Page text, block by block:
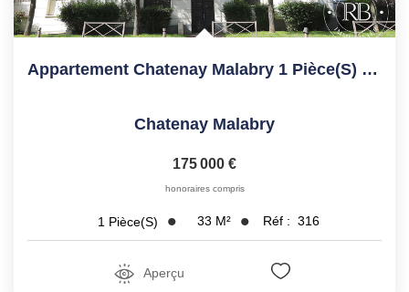
Appartement Chatenay Malabry 1 Pièce(s) 33.15 M2
Chatenay Malabry
175 000 €
honoraires compris
1 Pièce(s) 33 M² Réf : 316
Aperçu